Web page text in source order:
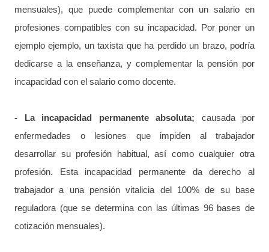
mensuales), que puede complementar con un salario en
profesiones compatibles con su incapacidad. Por poner un
ejemplo ejemplo, un taxista que ha perdido un brazo, podría
dedicarse a la enseñanza, y complementar la pensión por
incapacidad con el salario como docente.
- La incapacidad permanente absoluta; causada por
enfermedades o lesiones que impiden al trabajador
desarrollar su profesión habitual, así como cualquier otra
profesión. Esta incapacidad permanente da derecho al
trabajador a una pensión vitalicia del 100% de su base
reguladora (que se determina con las últimas 96 bases de
cotización mensuales).